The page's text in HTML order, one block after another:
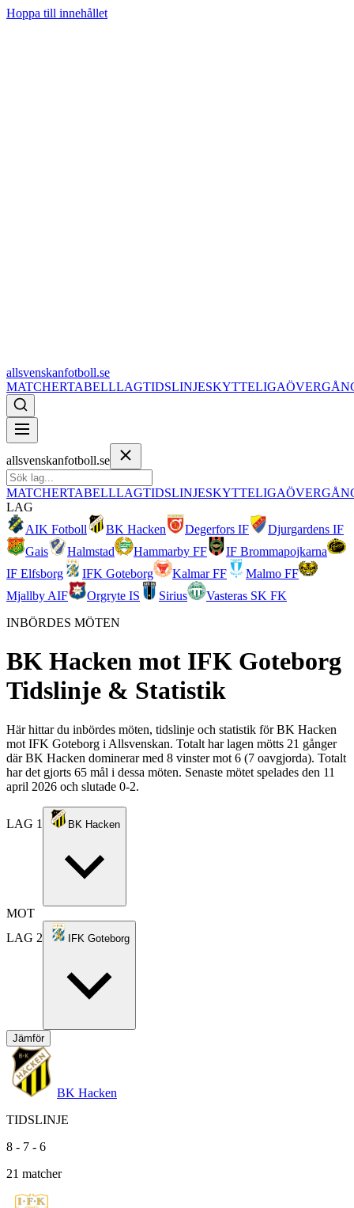
Hoppa till innehållet
allsvenskanfotboll.se
MATCHERTABELLLAGTIDSLINJESKYTTELIGA
allsvenskanfotboll.se
MATCHERTABELLLAGTIDSLINJESKYTTELIGA
LAG
AIK Fotboll
BK Hacken Degerfors IF
Djurgardens IF
Gais
Halmstad Hammarby FF
IF Brommapojkarna
IF Elfsborg
IFK Goteborg Kalmar FF
Malmo FF
Mjallby AIF
Orgryte IS Sirius
Vasteras SK FK
INBÖRDES MÖTEN
BK Hacken mot IFK Goteborg
Tidslinje & Statistik
Här hittar du inbördes möten, tidslinje och statistik för BK Hacken
mot IFK Goteborg i Allsvenskan. Totalt har lagen mötts 21 gånger
där BK Hacken dominerar med 8 vinster mot 6 (7 oavgjorda). Totalt
har det gjorts 65 mål i dessa möten. Senaste mötet spelades den 11
april 2026 och slutade 0-2.
LAG 1 BK Hacken
MOT
LAG 2
IFK Goteborg
Jämför
BK Hacken
TIDSLINJE
8 - 7 - 6
21 matcher